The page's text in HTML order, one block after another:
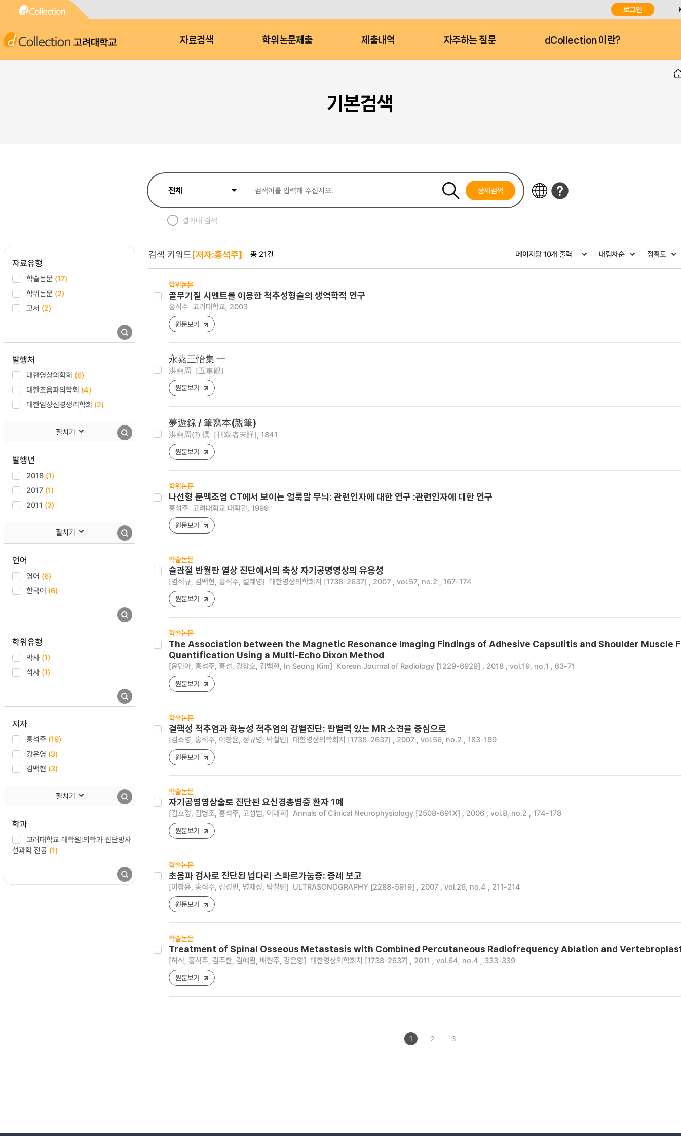
로그인
고려대학교 자료검색 학위논문제출 제출내역 자주하는 질문 dCollection 이란?
기본검색
상세검색
결과내 검색
자료유형
학술논문 (17)
학위논문 (2)
고서 (2)
발행처
대한영상의학회 (6)
대한초음파의학회 (4)
대한임상신경생리학회 (2)
펼치기
발행년
2018 (1)
2017 (1)
2011 (3)
펼치기
언어
영어 (6)
한국어 (6)
학위유형
박사 (1)
석사 (1)
저자
홍석주 (19)
강은영 (3)
김백현 (3)
펼치기
학과
고려대학교 대학원:의학과 진단방사
선과학 전공 (1)
검색 키워드[저자:홍석주] 총 21건
학위논문
골무기질 시멘트를 이용한 척추성형술의 생역학적 연구
홍석주 고려대학교, 2003
원문보기
永嘉三怡集 一
洪奭周 [五車觀]
원문보기
夢遊錄 / 筆寫本(親筆)
洪奭周(?) 撰 [刊寫者未詳], 1841
원문보기
학위논문
나선형 문맥조영 CT에서 보이는 얼룩말 무늬: 관련인자에 대한 연구 :관련인자에 대한 연구
홍석주 고려대학교 대학원, 1999
원문보기
학술논문
슬관절 반월판 열상 진단에서의 축상 자기공명영상의 유용성
[염석규, 김백현, 홍석주, 설혜영] 대한영상의학회지 [1738-2637] , 2007 , vol.57, no.2 , 167-174
원문보기
학술논문
The Association between the Magnetic Resonance Imaging Findings of Adhesive Capsulitis and Shoulder Muscle
Quantification Using a Multi-Echo Dixon Method
[윤민아, 홍석주, 홍선, 강창호, 김백현, In Seong Kim] Korean Journal of Radiology [1229-6929] , 2018 , vol.19, no.1 , 63-71
원문보기
학술논문
결핵성 척추염과 화농성 척추염의 감별진단: 판별력 있는 MR 소견을 중심으로
[김소영, 홍석주, 이창윤, 정규병, 박철민] 대한영상의학회지 [1738-2637] , 2007 , vol.56, no.2 , 183-189
원문보기
학술논문
자기공명영상술로 진단된 요신경총병증 환자 1예
[김호정, 김병조, 홍석주, 고성범, 이대희] Annals of Clinical Neurophysiology [2508-691X] , 2006 , vol.8, no.2 , 174-178
원문보기
학술논문
초음파 검사로 진단된 넙다리 스파르가눔증: 증례 보고
[이창윤, 홍석주, 김경민, 명재성, 박철민] ULTRASONOGRAPHY [2288-5919] , 2007 , vol.26, no.4 , 211-214
원문보기
학술논문
Treatment of Spinal Osseous Metastasis with Combined Percutaneous Radiofrequency Ablation and
[허식, 홍석주, 김주한, 김예림, 배형주, 강은영] 대한영상의학회지 [1738-2637] , 2011 , vol.64, no.4 , 333-339
원문보기
1 2 3